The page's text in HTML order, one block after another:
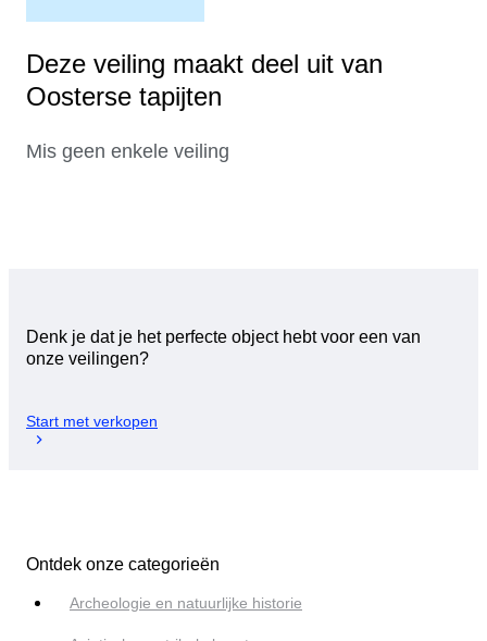
Deze veiling maakt deel uit van
Oosterse tapijten
Mis geen enkele veiling
Denk je dat je het perfecte object hebt voor een van
onze veilingen?
Start met verkopen
Ontdek onze categorieën
Archeologie en natuurlijke historie